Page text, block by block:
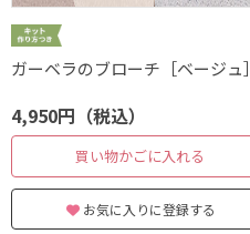
ガーベラのブローチ［ベージュ］
4,950円（税込）
買い物かごに入れる
お気に入りに登録する